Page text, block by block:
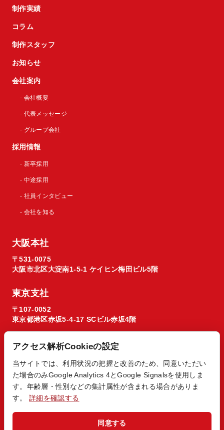
制作実績
コラム
制作スタッフ
お知らせ
会社案内
- 会社概要
- 代表メッセージ
- グループ会社
採用情報
- 新卒採用
- 中途採用
- 社員インタビュー
- 会社を知る
大阪本社
〒531-0075
大阪市北区大淀南1-5-1 ケイヒン梅田ビル5階
東京支社
〒107-0052
東京都港区赤坂5-4-17 SCビル赤坂4階
© 2026 Regista X1 co. ltd.
アクセス解析Cookieの設定
当サイトでは、利用状況の把握と改善のため、同意いただい
た場合のみGoogle Analytics 4とGoogle Signalsを使用しま
す。年齢層・性別などの集計属性が含まれる場合がありま
す。詳細を確認する
同意する